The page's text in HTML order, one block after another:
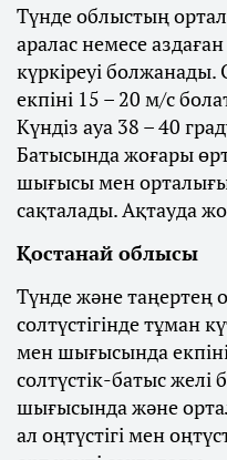
Түнде облыстың
аралас немесе
күркіреуі болжанады.
екпіні 15 – 20 м/с
Күндіз ауа 38 – 40
Батысында жоғары өрт
шығысы мен
сақталады. Ақтауда
Қостанай облысы
Түнде және таңертең
солтүстігінде тұман
мен шығысында
солтүстік-батыс
шығысында және
ал оңтүстігі мен